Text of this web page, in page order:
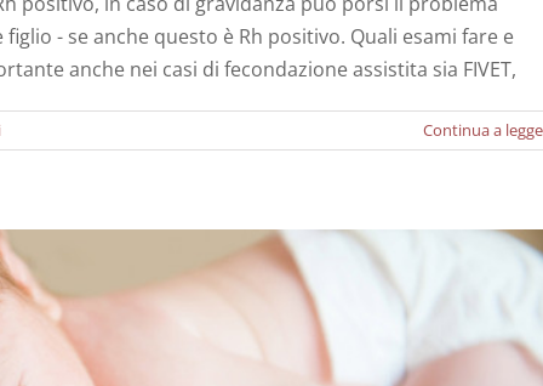
- se anche questo è Rh positivo. Quali esami fare e
anche nei casi di fecondazione assistita sia FIVET,
Continua a
quando ci si deve allarmare?
Notizie